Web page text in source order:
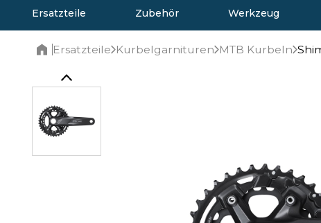
Ersatzteile Zubehör Werkzeug
Ersatzteile Kurbelgarnituren MTB Kurbeln